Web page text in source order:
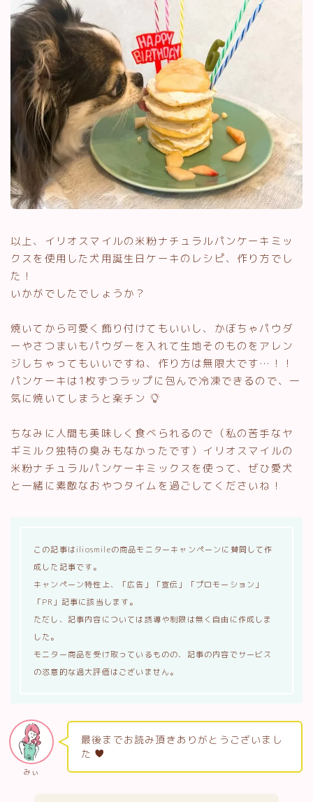
以上、イリオスマイルの米粉ナチュラルパンケーキミッ
クスを使用した犬用誕生日ケーキのレシピ、作り方でし
た！
いかがでしたでしょうか？
焼いてから可愛く飾り付けてもいいし、かぼちゃパウダ
ーやさつまいもパウダーを入れて生地そのものをアレン
ジしちゃってもいいですね、作り方は無限大です…！！
パンケーキは1枚ずつラップに包んで冷凍できるので、一
気に焼いてしまうと楽チン
ちなみに人間も美味しく食べられるので（私の苦手なヤ
ギミルク独特の臭みもなかったです）イリオスマイルの
米粉ナチュラルパンケーキミックスを使って、ぜひ愛犬
と一緒に素敵なおやつタイムを過ごしてくださいね！
この記事はiliosmileの商品モニターキャンペーンに賛同して作
成した記事です。
キャンペーン特性上、「広告」「宣伝」「プロモーション」
「PR」記事に該当します。
ただし、記事内容については誘導や制限は無く自由に作成しま
した。
モニター商品を受け取っているものの、記事の内容でサービス
の恣意的な過大評価はございません。
みぃ
最後までお読み頂きありがとうございまし
た